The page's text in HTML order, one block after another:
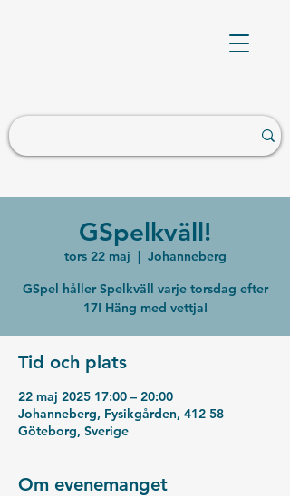
GSpelkväll!
tors 22 maj
  |
Johanneberg
GSpel håller Spelkväll varje torsdag efter
17! Häng med vettja!
Tid och plats
22 maj 2025 17:00 – 20:00
Johanneberg, Fysikgården, 412 58
Göteborg, Sverige
Om evenemanget